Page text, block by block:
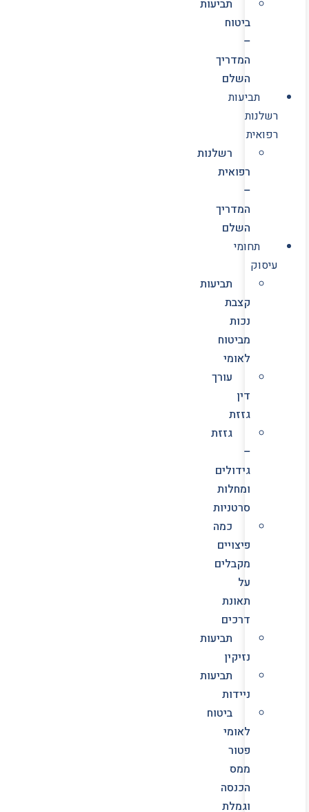
תביעות
ביטוח
–
המדריך
השלם
תביעות
רשלנות
רפואית
רשלנות
רפואית
–
המדריך
השלם
תחומי
עיסוק
תביעות
קצבת
נכות
מביטוח
לאומי
עורך
דין
גזזת
גזזת
–
גידולים
ומחלות
סרטניות
כמה
פיצויים
מקבלים
על
תאונת
דרכים
תביעות
נזיקין
תביעות
ניידות
ביטוח
לאומי
פטור
ממס
הכנסה
וגמלת